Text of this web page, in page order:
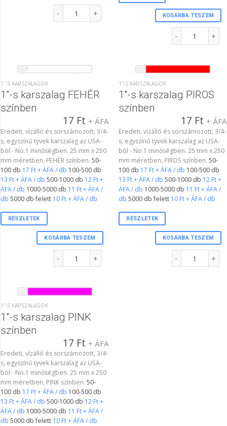
3/4"-s karszalag BARNA színben mennyiség
KOSÁRBA TESZEM
1″-S KARSZALAGOK
1″-s karszalag FEHÉR
színben
17 Ft + ÁFA
Eredeti, vízálló és sorszámozott, 3/4-
s, egyszínű tyvek karszalag az USA-
ból - No.1 minőségben. 25 mm x 250
mm méretben, FEHÉR színben. 50-
100 db 17 Ft + ÁFA / db 100-500 db
13 Ft + ÁFA / db 500-1000 db 12 Ft +
ÁFA / db 1000-5000 db 11 Ft + ÁFA /
db 5000 db felett 10 Ft + ÁFA / db
RÉSZLETEK
KOSÁRBA TESZEM
1″-S KARSZALAGOK
1″-s karszalag PIROS
színben
17 Ft + ÁFA
Eredeti, vízálló és sorszámozott, 3/4-
s, egyszínű tyvek karszalag az USA-
ból - No.1 minőségben. 25 mm x 250
mm méretben, PIROS színben.50-
100 db 17 Ft + ÁFA / db 100-500 db
13 Ft + ÁFA / db 500-1000 db 12 Ft +
ÁFA / db 1000-5000 db 11 Ft + ÁFA /
db 5000 db felett 10 Ft + ÁFA / db
RÉSZLETEK
KOSÁRBA TESZEM
1″-S KARSZALAGOK
1″-s karszalag PINK
színben
17 Ft + ÁFA
Eredeti, vízálló és sorszámozott, 3/4-
s, egyszínű tyvek karszalag az USA-
ból - No.1 minőségben. 25 mm x 250
mm méretben, PINK színben. 50-
100 db 17 Ft + ÁFA / db 100-500 db
13 Ft + ÁFA / db 500-1000 db 12 Ft +
ÁFA / db 1000-5000 db 11 Ft + ÁFA /
db 5000 db felett 10 Ft + ÁFA / db